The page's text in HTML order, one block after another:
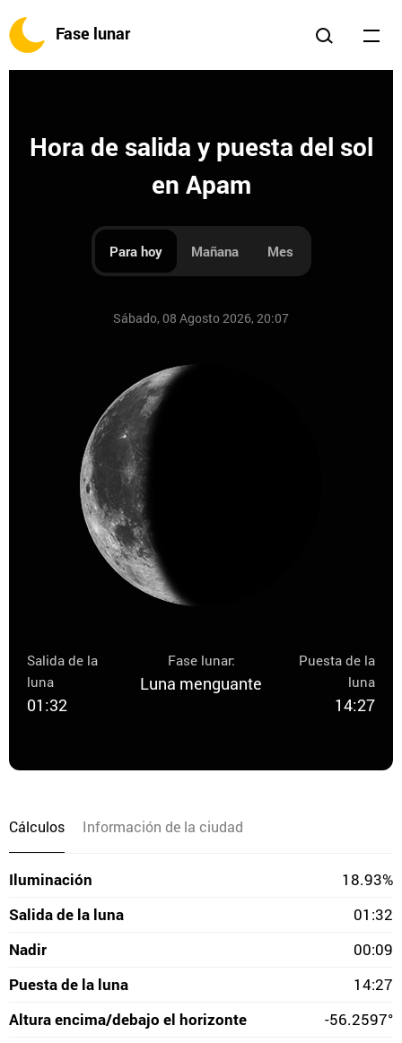
Fase lunar
Hora de salida y puesta del sol
en Apam
Para hoy Mañana Mes
Sábado, 08 Agosto 2026, 20:07
Salida de la
luna
01:32
Fase lunar:
Luna menguante
Puesta de la
luna
14:27
Cálculos Información de la ciudad
Iluminación
18.93%
Salida de la luna
01:32
Nadir
00:09
Puesta de la luna
14:27
Altura encima/debajo el horizonte
-56.2597°